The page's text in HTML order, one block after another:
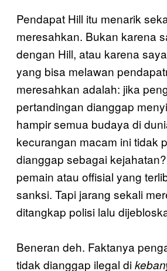
Pendapat Hill itu menarik
meresahkan. Bukan karena
dengan Hill, atau karena
yang bisa melawan
meresahkan adalah: jika
pertandingan dianggap
hampir semua budaya di
kecurangan macam ini tidak
dianggap sebagai
pemain atau offisial yang
sanksi. Tapi jarang sekali
ditangkap polisi lalu
Beneran deh. Faktanya
tidak dianggap ilegal di